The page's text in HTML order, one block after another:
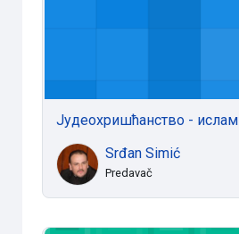
Јудеохришћанство - ислам
Srđan Simić
Predavač